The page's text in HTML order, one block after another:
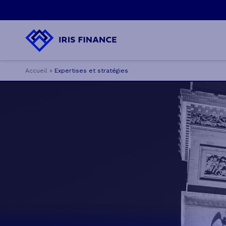
Accueil » Expertises et stratégies